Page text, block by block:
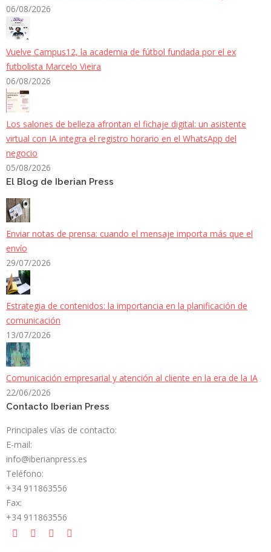
06/08/2026
Vuelve Campus12, la academia de fútbol fundada por el ex
futbolista Marcelo Vieira
06/08/2026
Los salones de belleza afrontan el fichaje digital: un asistente
virtual con IA integra el registro horario en el WhatsApp del
negocio
05/08/2026
El Blog de Iberian Press
Enviar notas de prensa: cuando el mensaje importa más que el
envío
29/07/2026
Estrategia de contenidos: la importancia en la planificación de
comunicación
13/07/2026
Comunicación empresarial y atención al cliente en la era de la IA
22/06/2026
Contacto Iberian Press
Principales vías de contacto:
E-mail:
info@iberianpress.es
Teléfono:
+34 911863556
Fax:
+34 911863556
Encuéntranos en:
Facebook
X
YouTube
Rss